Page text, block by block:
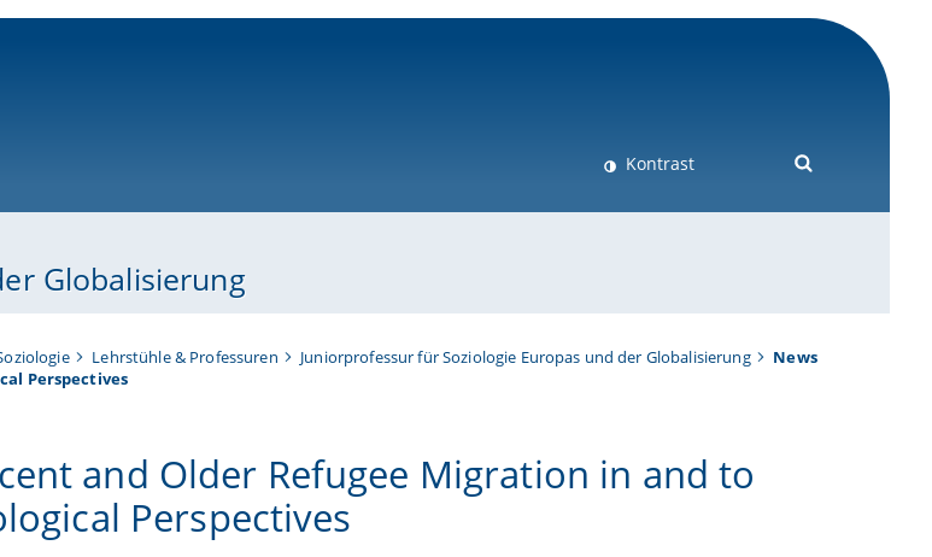
Kontrast
Globalisierung
Lehrstühle & Professuren Juniorprofessur für Soziologie Europas und der Globalisierung
News
Perspectives
and Older Refugee Migration in and to
Perspectives